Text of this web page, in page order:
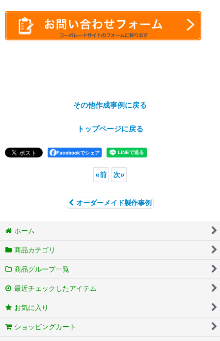
その他作成事例に戻る
トップページに戻る
Facebookでシェア
«前 次»
オーダーメイド製作事例
ホーム
商品カテゴリ
商品グループ一覧
最近チェックしたアイテム
お気に入り
ショッピングカート